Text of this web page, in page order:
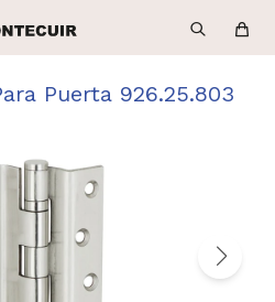
Puerta 926.25.803